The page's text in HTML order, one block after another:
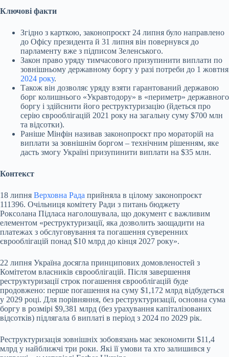
Ключові факти
Згідно з карткою, законопроєкт 24 липня було направлено
до Офісу президента й 31 липня він повернувся до
парламенту вже з підписом Зеленського.
Закон право уряду тимчасового призупинити виплати по
зовнішньому державному боргу у разі потреби до 1 жовтня
2024 року.
Також він дозволяє уряду взяти гарантований державою
борг колишнього «Укравтодору» в «периметр» державного
боргу і здійснити його реструктуризацію (йдеться про
серію єврооблігацій 2021 року на загальну суму $700 млн
та відсотки).
Раніше Мінфін називав законопроєкт про мораторій на
виплати за зовнішнім боргом – технічним рішенням, яке
дасть змогу Україні призупинити виплати на $35 млн.
Контекст
18 липня Верховна Рада прийняла в цілому законопроєкт
111396. Очільниця комітету Ради з питань бюджету
Роксолана Підласа наголошувала, що документ є важливим
елементом «реструктуризації, яка дозволить заощадити на
платежах з обслуговування та погашення суверенних
єврооблігацій понад $10 млрд до кінця 2027 року».
22 липня Україна досягла принципових домовленостей з
Комітетом власників єврооблігацій. Після завершення
реструктуризації строк погашення єврооблігацій буде
продовжено: перше погашення на суму $1,172 млрд відбудеться
у 2029 році. Для порівняння, без реструктуризації, основна сума
боргу в розмірі $9,381 млрд (без урахування капіталізованих
відсотків) підлягала б виплаті в період з 2024 по 2029 рік.
Реструктуризація зовнішніх зобовязань має зекономити $11,4
млрд у найближчі три роки. Які її умови та хто залишився у